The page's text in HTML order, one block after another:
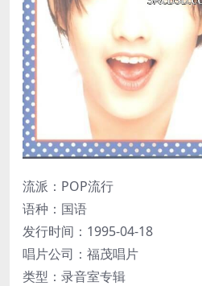
流派：POP流行
语种：国语
发行时间：1995-04-18
唱片公司：福茂唱片
类型：录音室专辑